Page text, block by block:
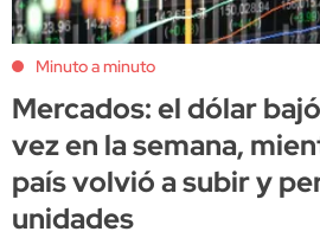
Minuto a minuto
Mercados: el dólar
vez en la semana,
país volvió a subir y
unidades